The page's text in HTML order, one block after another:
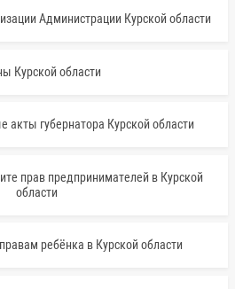
Администрации Курской области
Курской области
губернатора Курской области
прав предпринимателей в Курской
области
ребёнка в Курской области